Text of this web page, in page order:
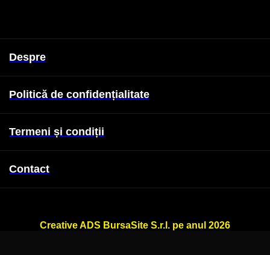
Despre
Politică de confidențialitate
Termeni și condiții
Contact
Creative ADS BursaSite S.r.l. pe anul 2026